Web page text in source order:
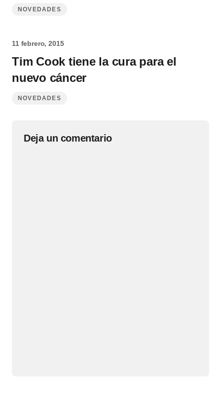
NOVEDADES
11 febrero, 2015
Tim Cook tiene la cura para el
nuevo cáncer
NOVEDADES
Deja un comentario